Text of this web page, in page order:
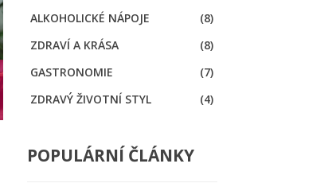
ALKOHOLICKÉ NÁPOJE
(8)
ZDRAVÍ A KRÁSA
(8)
GASTRONOMIE
(7)
ZDRAVÝ ŽIVOTNÍ STYL
(4)
POPULÁRNÍ ČLÁNKY